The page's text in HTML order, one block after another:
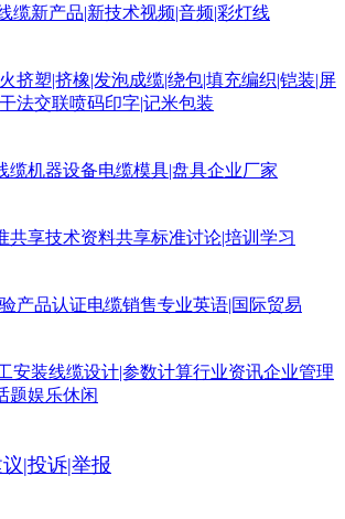
缆新产品|新技术视频|音频|彩灯线
挤塑|挤橡|发泡成缆|绕包|填充编织|铠装|屏
法交联喷码印字|记米包装
缆机器设备电缆模具|盘具企业厂家
共享技术资料共享标准讨论|培训学习
产品认证电缆销售专业英语|国际贸易
安装线缆设计|参数计算行业资讯企业管理
题娱乐休闲
|投诉|举报